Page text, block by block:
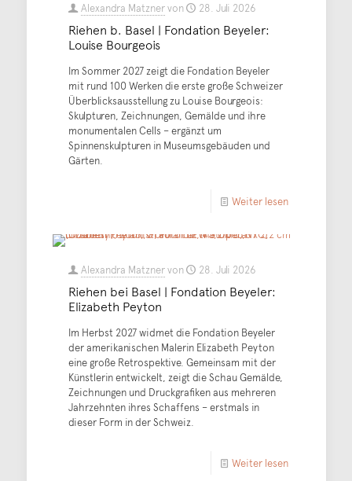
Alexandra Matznervon 28. Juli 2026
Riehen b. Basel | Fondation Beyeler:
Louise Bourgeois
Im Sommer 2027 zeigt die Fondation Beyeler
mit rund 100 Werken die erste große Schweizer
Überblicksausstellung zu Louise Bourgeois:
Skulpturen, Zeichnungen, Gemälde und ihre
monumentalen Cells – ergänzt um
Spinnenskulpturen in Museumsgebäuden und
Gärten.
Weiter lesen
Alexandra Matznervon 28. Juli 2026
Riehen bei Basel | Fondation Beyeler:
Elizabeth Peyton
Im Herbst 2027 widmet die Fondation Beyeler
der amerikanischen Malerin Elizabeth Peyton
eine große Retrospektive. Gemeinsam mit der
Künstlerin entwickelt, zeigt die Schau Gemälde,
Zeichnungen und Druckgrafiken aus mehreren
Jahrzehnten ihres Schaffens – erstmals in
dieser Form in der Schweiz.
Weiter lesen